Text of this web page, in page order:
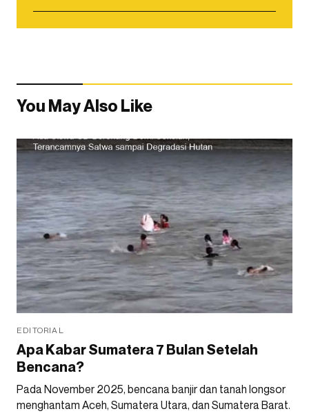
You May Also Like
EDITORIAL
Apa Kabar Sumatera 7 Bulan Setelah
Bencana?
Pada November 2025, bencana banjir dan tanah longsor
menghantam Aceh, Sumatera Utara, dan Sumatera Barat.